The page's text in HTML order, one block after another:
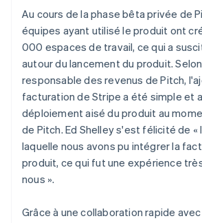
Au cours de la phase bêta privée de
équipes ayant utilisé le produit ont
000 espaces de travail, ce qui a
autour du lancement du produit.
responsable des revenus de Pitch,
facturation de Stripe a été simple et
déploiement aisé du produit au
de Pitch. Ed Shelley s'est félicité de «
laquelle nous avons pu intégrer la
produit, ce qui fut une expérience
nous ».
Grâce à une collaboration rapide